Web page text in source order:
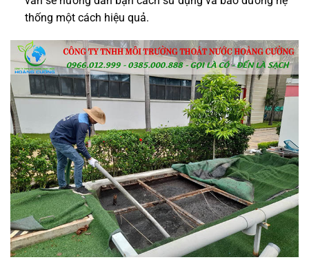
thống một cách hiệu quả.